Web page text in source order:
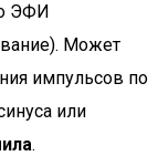
ЭФИ
Может
импульсов по
или
.